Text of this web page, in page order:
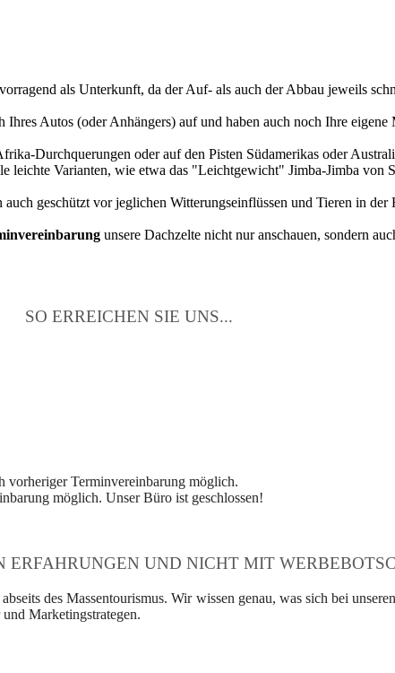
als Unterkunft, da der Auf- als auch der Abbau jeweils
Autos (oder Anhängers) auf und haben auch noch Ihre eigene
Durchquerungen oder auf den Pisten Südamerikas oder
Varianten, wie etwa das "Leichtgewicht" Jimba-Jimba von
geschützt vor jeglichen Witterungseinflüssen und Tieren in der
unsere Dachzelte nicht nur anschauen, sondern
SO ERREICHEN SIE UNS...
vorheriger Terminvereinbarung möglich.
möglich. Unser Büro ist geschlossen!
ERFAHRUNGEN UND NICHT MIT
des Massentourismus. Wir wissen genau, was sich bei
Marketingstrategen.